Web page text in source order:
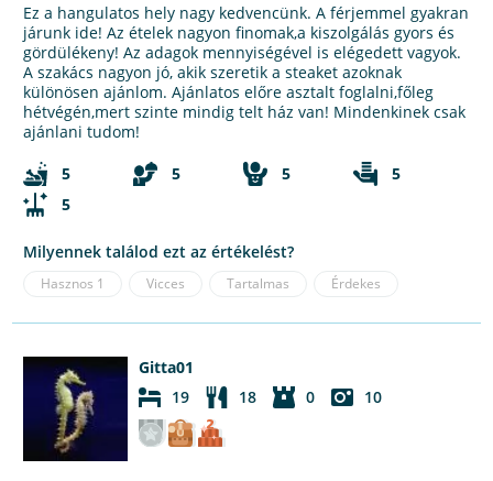
Ez a hangulatos hely nagy kedvencünk. A férjemmel gyakran
járunk ide! Az ételek nagyon finomak,a kiszolgálás gyors és
gördülékeny! Az adagok mennyiségével is elégedett vagyok.
A szakács nagyon jó, akik szeretik a steaket azoknak
különösen ajánlom. Ajánlatos előre asztalt foglalni,főleg
hétvégén,mert szinte mindig telt ház van! Mindenkinek csak
ajánlani tudom!
5
5 5
5
5
Milyennek találod ezt az értékelést?
Hasznos 1 Vicces Tartalmas Érdekes
Gitta01
19
18 0 10